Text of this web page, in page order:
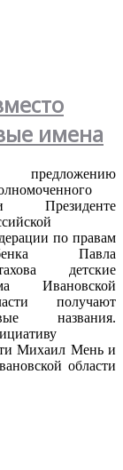
имена
предложению
Президенте
по правам
Павла
детские
Ивановской
получают
названия.
Михаил Мень и
области